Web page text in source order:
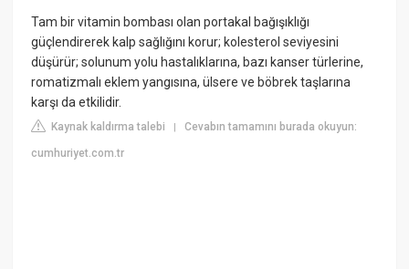
Tam bir vitamin bombası olan portakal bağışıklığı
güçlendirerek kalp sağlığını korur; kolesterol seviyesini
düşürür; solunum yolu hastalıklarına, bazı kanser türlerine,
romatizmalı eklem yangısına, ülsere ve böbrek taşlarına
karşı da etkilidir.
Kaynak kaldırma talebi |Cevabın tamamını burada okuyun:
cumhuriyet.com.tr